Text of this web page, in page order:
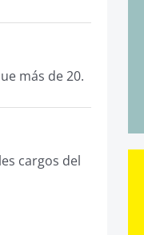
más de 20.
cargos del